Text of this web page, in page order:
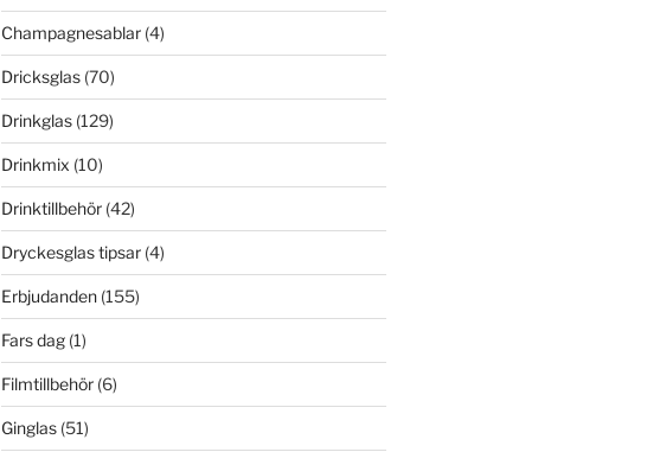
Champagnesablar(4)
Dricksglas(70)
Drinkglas(129)
Drinkmix (10)
Drinktillbehör(42)
Dryckesglas tipsar(4)
Erbjudanden(155)
Fars dag(1)
Filmtillbehör(6)
Ginglas(51)